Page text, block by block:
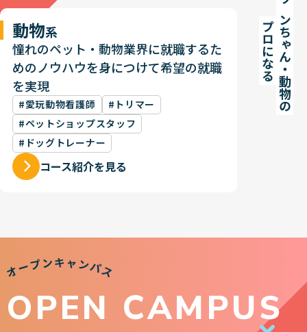
ワンちゃん・動物の
プロになる
動物系
憧れのペット・動物業界に就職するた
めのノウハウを身につけて希望の就職
を実現
#愛玩動物看護師
#トリマー
#ペットショップスタッフ
#ドッグトレーナー
コース紹介を見る
OPEN CAMPUS